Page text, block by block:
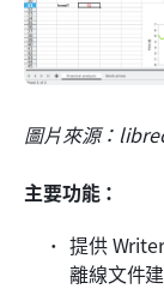
圖片來源：
主要功能：
提供
離線文件